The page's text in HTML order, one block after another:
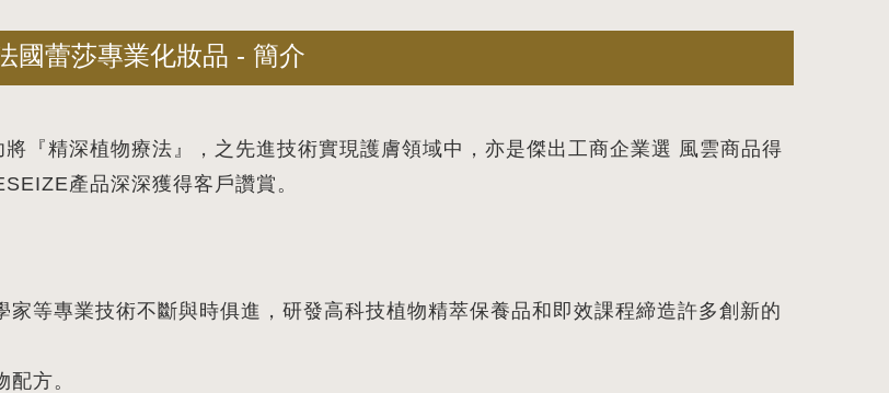
國蕾莎專業化妝品 - 簡介
『精深植物療法』，之先進技術實現護膚領域中，亦是傑出工商企業選 風雲商品得
產品深深獲得客戶讚賞。
等專業技術不斷與時俱進，研發高科技植物精萃保養品和即效課程締造許多創新的
方。